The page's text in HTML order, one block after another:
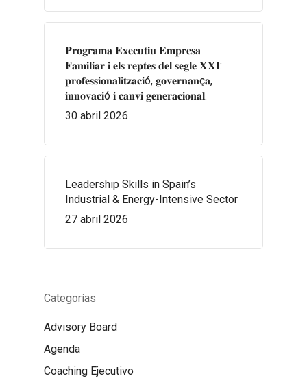
𝐏𝐫𝐨𝐠𝐫𝐚𝐦𝐚 𝐄𝐱𝐞𝐜𝐮𝐭𝐢𝐮 𝐄𝐦𝐩𝐫𝐞𝐬𝐚
𝐅𝐚𝐦𝐢𝐥𝐢𝐚𝐫 𝐢 𝐞𝐥𝐬 𝐫𝐞𝐩𝐭𝐞𝐬 𝐝𝐞𝐥 𝐬𝐞𝐠𝐥𝐞 𝐗𝐗𝐈:
𝐩𝐫𝐨𝐟𝐞𝐬𝐬𝐢𝐨𝐧𝐚𝐥𝐢𝐭𝐳𝐚𝐜𝐢ó, 𝐠𝐨𝐯𝐞𝐫𝐧𝐚𝐧ç𝐚,
𝐢𝐧𝐧𝐨𝐯𝐚𝐜𝐢ó 𝐢 𝐜𝐚𝐧𝐯𝐢 𝐠𝐞𝐧𝐞𝐫𝐚𝐜𝐢𝐨𝐧𝐚𝐥.
30 abril 2026
Leadership Skills in Spain’s
Industrial & Energy-Intensive Sector
27 abril 2026
Categorías
Advisory Board
Agenda
Coaching Ejecutivo